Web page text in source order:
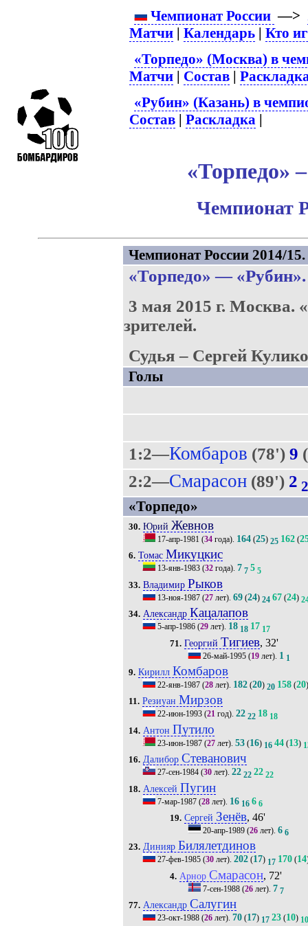
Чемпионат России —>
Матчи |Календарь |Кто
«Торпедо» (Москва) в
Матчи | Состав |
«Рубин» (Казань) в
Состав |Раскладка |
«Торпедо»
Чемпионат
Чемпионат России 2014/
«Торпедо» — «Рубин»
3 мая 2015 г. Москва.
зрителей.
Судья – Сергей
Голы
1:2—Комбаров (78') 9 (
2:2—Смарасон(89') 2 2
«Торпедо»
30. Юрий Жевнов
17-апр-1981 (34года). 164(25) 25 162(
6. Томас Микуцкис
13-янв-1983(32года). 7 7 5 5
33. Владимир Рыков
13-ноя-1987(27лет). 69(24) 24 67(24)
34. Александр Кацалапов
5-апр-1986(29лет). 18 18 17 17
71. Георгий Тигиев, 32'
26-май-1995 (19 лет). 1 1
9. Кирилл Комбаров
22-янв-1987(28лет). 182(20) 20 158(20)
11. Резиуан Мирзов
22-июн-1993(21год). 22 22 18 18
14. Антон Путило
23-июн-1987(27лет). 53(16) 16 44(13)
16. Далибор Стеванович
27-сен-1984(30лет). 22 22 22 22
18. Алексей Пугин
7-мар-1987(28лет). 16 16 6 6
19. Сергей Зенёв, 46'
20-апр-1989 (26 лет).6 6
23. Динияр Билялетдинов
27-фев-1985(30лет). 202(17) 17 170(14
4. Арнор Смарасон, 72'
7-сен-1988 (26 лет).7 7
77. Александр Салугин
23-окт-1988(26лет). 70(17) 17 23(10) 10